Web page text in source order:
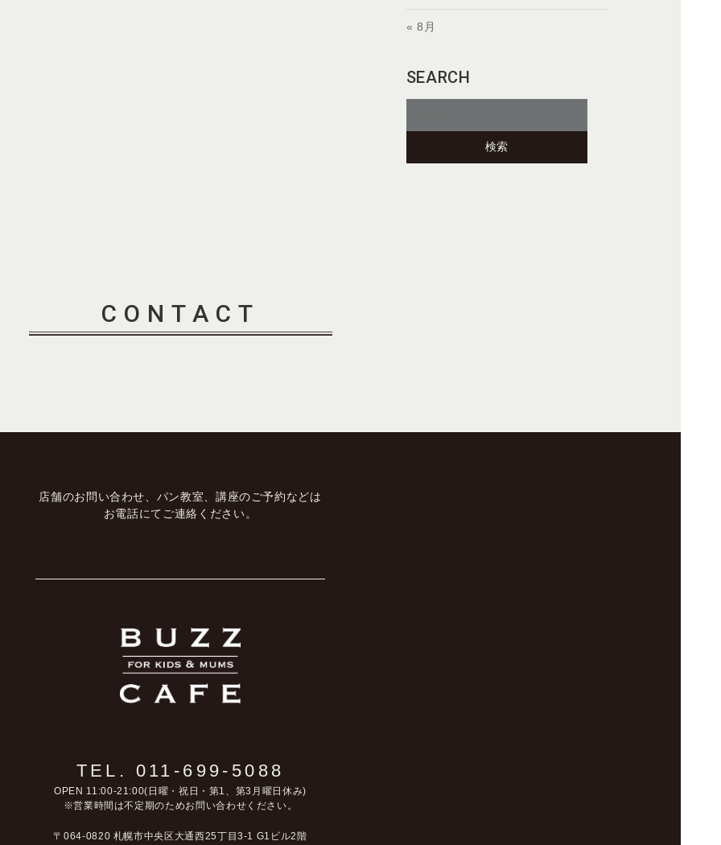
« 8月
SEARCH
CONTACT
店舗のお問い合わせ、パン教室、講座のご予約などは
お電話にてご連絡ください。
TEL. 011-699-5088
OPEN 11:00-21:00(日曜・祝日・第1、第3月曜日休み)
※営業時間は不定期のためお問い合わせください。
〒064-0820 札幌市中央区大通西25丁目3-1 G1ビル2階